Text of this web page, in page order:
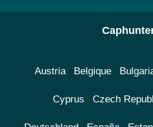
Austria Belgique
Cyprus Czech